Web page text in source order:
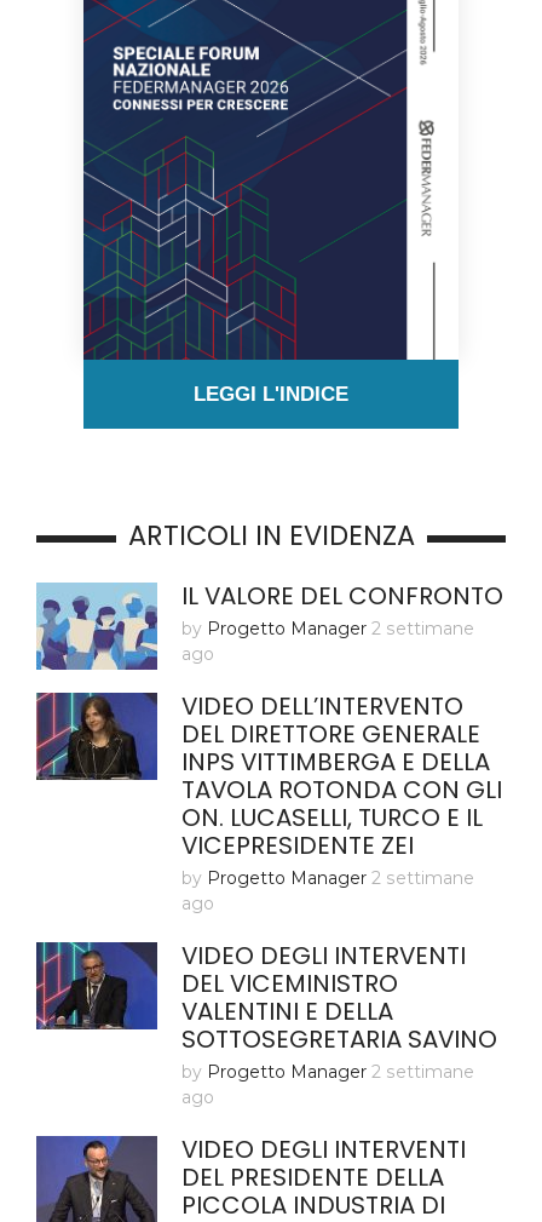
LEGGI L'INDICE
ARTICOLI IN EVIDENZA
IL VALORE DEL CONFRONTO
by Progetto Manager 2 settimane
ago
VIDEO DELL’INTERVENTO
DEL DIRETTORE GENERALE
INPS VITTIMBERGA E DELLA
TAVOLA ROTONDA CON GLI
ON. LUCASELLI, TURCO E IL
VICEPRESIDENTE ZEI
by Progetto Manager 2 settimane
ago
VIDEO DEGLI INTERVENTI
DEL VICEMINISTRO
VALENTINI E DELLA
SOTTOSEGRETARIA SAVINO
by Progetto Manager 2 settimane
ago
VIDEO DEGLI INTERVENTI
DEL PRESIDENTE DELLA
PICCOLA INDUSTRIA DI